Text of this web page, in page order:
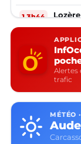
13h44
12h11
aux
11h57
Nîmes
Alertes
trafic
MÉTÉO
Aude